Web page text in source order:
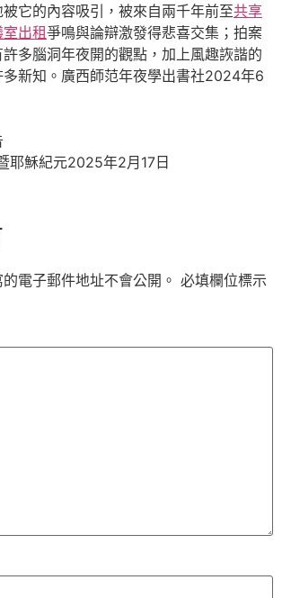
它的內容吸引，被來自兩千年前至共享
出租爭鳴與論辯激發得悲喜交集；拍案
多腦洞年夜開的觀點，加上風趣詼諧的
新知。廣西師范年夜學出書社2024年6
耶穌紀元2025年2月17日
電子郵件地址不會公開。 必填欄位標示